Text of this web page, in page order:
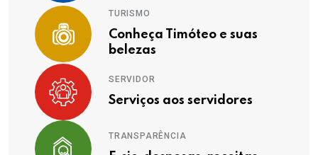
TURISMO
Conheça Timóteo e suas
belezas
SERVIDOR
Serviços aos servidores
TRANSPARÊNCIA